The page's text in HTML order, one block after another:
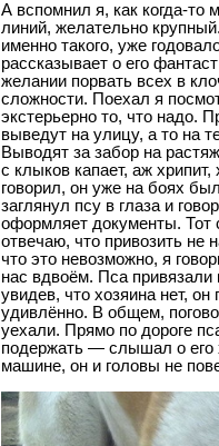
А вспомнил я, как когда-
линий, желательно
именно такого, уже
рассказывает о его
желании порвать всех в
сложности. Поехал я
экстерьерно то, что надо.
выведут на улицу, а то на
Выводят за забор на
с клыков капает, аж
говорил, он уже на боях
заглянул псу в глаза и
оформляет документы. Тот
отвечаю, что привозить не
что это невозможно, я
нас вдвоём. Пса
увидев, что хозяина нет,
удивлённо. В общем,
уехали. Прямо по дороге
подержать — слышал о его
машине, он и головы не